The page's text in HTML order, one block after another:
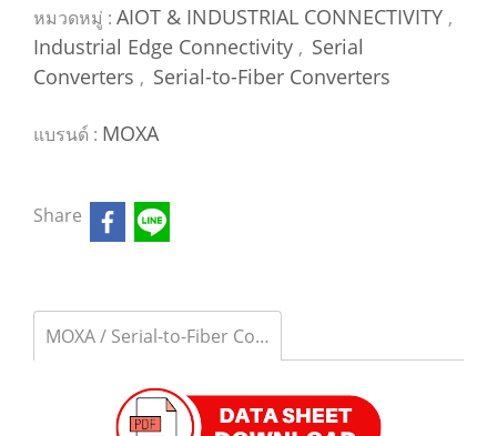
หมวดหมู่ : AIOT & INDUSTRIAL CONNECTIVITY ,
Industrial Edge Connectivity , Serial
Converters , Serial-to-Fiber Converters
แบรนด์ : MOXA
Share
MOXA / Serial-to-Fiber Converters รุ่น MXA-TCF-142-S-SC